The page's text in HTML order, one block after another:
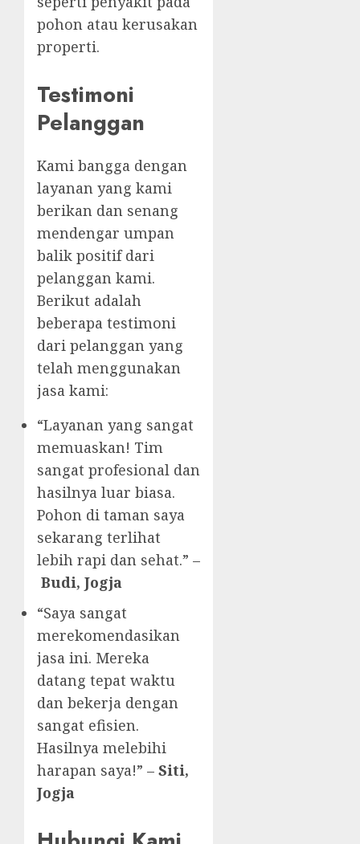
pohon atau kerusakan
properti.
Testimoni
Pelanggan
Kami bangga dengan
layanan yang kami
berikan dan senang
mendengar umpan
balik positif dari
pelanggan kami.
Berikut adalah
beberapa testimoni
dari pelanggan yang
telah menggunakan
jasa kami:
“Layanan yang sangat
memuaskan! Tim
sangat profesional dan
hasilnya luar biasa.
Pohon di taman saya
sekarang terlihat
lebih rapi dan sehat.” –
Budi, Jogja
“Saya sangat
merekomendasikan
jasa ini. Mereka
datang tepat waktu
dan bekerja dengan
sangat efisien.
Hasilnya melebihi
harapan saya!” – Siti,
Jogja